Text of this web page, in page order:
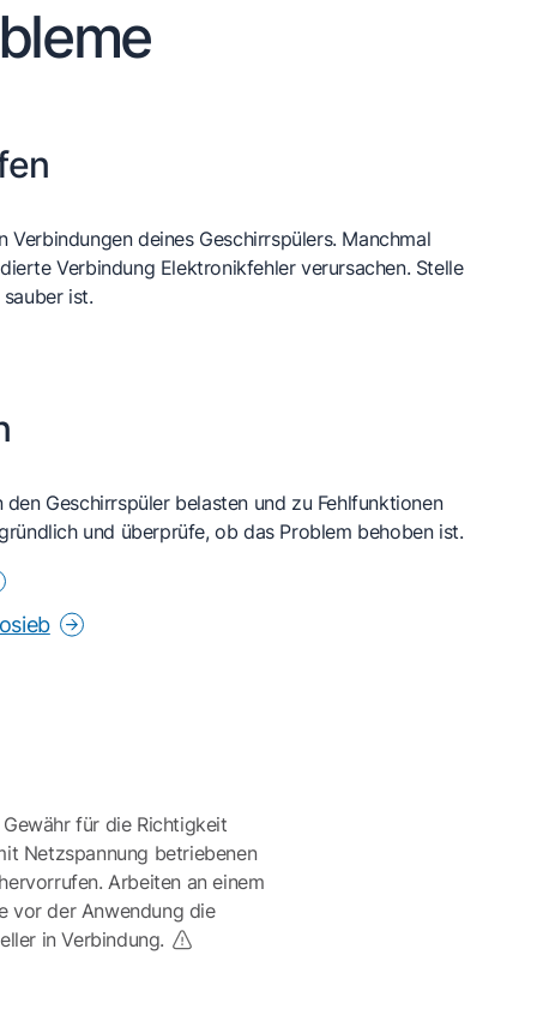
deines Geschirrspülers. Manchmal
Verbindung Elektronikfehler verursachen. Stelle
ist.
Geschirrspüler belasten und zu Fehlfunktionen
und überprüfe, ob das Problem behoben ist.
für die Richtigkeit
Netzspannung betriebenen
Arbeiten an einem
vor der Anwendung die
in Verbindung.